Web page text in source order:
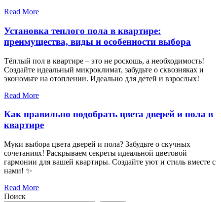
Read More
Установка теплого пола в квартире:
преимущества, виды и особенности выбора
Тёплый пол в квартире – это не роскошь, а необходимость!
Создайте идеальный микроклимат, забудьте о сквозняках и
экономьте на отоплении. Идеально для детей и взрослых!
Read More
Как правильно подобрать цвета дверей и пола в
квартире
Муки выбора цвета дверей и пола? Забудьте о скучных
сочетаниях! Раскрываем секреты идеальной цветовой
гармонии для вашей квартиры. Создайте уют и стиль вместе с
нами! ✨
Read More
Поиск